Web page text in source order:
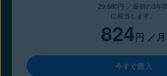
29,680円 ／最初の3年
に相当します。
824円 ／月
今すぐ購入